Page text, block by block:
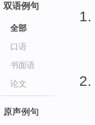
双语例句
全部
口语
书面语
论文
原声例句